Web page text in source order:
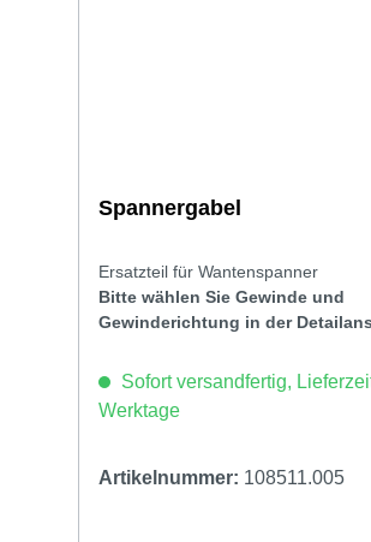
Spannergabel
Ersatzteil für Wantenspanner
Bitte wählen Sie Gewinde und
Gewinderichtung in der
Sofort versandfertig,
Werktage
Artikelnummer: 108511.005